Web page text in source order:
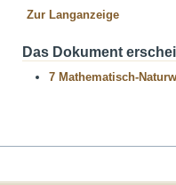
Zur Langanzeige
Das Dokument
7 Mathematisch-